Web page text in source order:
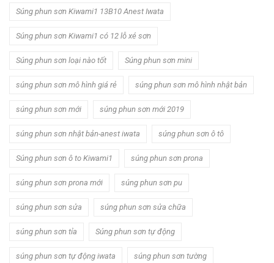
Súng phun sơn Kiwami1 13B10 Anest Iwata
Súng phun sơn Kiwami1 có 12 lỗ xé sơn
Súng phun sơn loại nào tốt Súng phun sơn mini
súng phun sơn mô hình giá rẻ súng phun sơn mô hình nhật bản
súng phun sơn mới súng phun sơn mới 2019
súng phun sơn nhật bản-anest iwata súng phun sơn ô tô
Súng phun sơn ô to Kiwami1 súng phun sơn prona
súng phun sơn prona mới súng phun sơn pu
súng phun sơn sửa súng phun sơn sửa chữa
súng phun sơn tỉa Súng phun sơn tự động
súng phun sơn tự động iwata súng phun sơn tường